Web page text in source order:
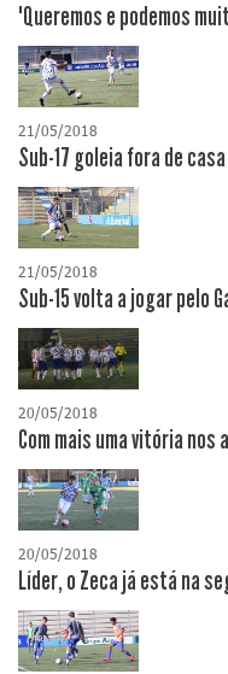
"Queremos e podemos
21/05/2018
Sub-17 goleia fora de
21/05/2018
Sub-15 volta a jogar pelo
20/05/2018
Com mais uma vitória nos
20/05/2018
Líder, o Zeca já está na